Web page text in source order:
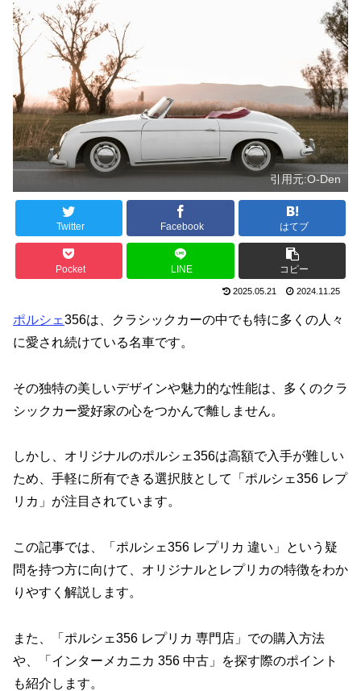
引用元:O-Den
Twitter Facebook はてブ
Pocket LINE コピー
2025.05.21 2024.11.25
ポルシェ356は、クラシックカーの中でも特に多くの人々
に愛され続けている名車です。
その独特の美しいデザインや魅力的な性能は、多くのクラ
シックカー愛好家の心をつかんで離しません。
しかし、オリジナルのポルシェ356は高額で入手が難しい
ため、手軽に所有できる選択肢として「ポルシェ356 レプ
リカ」が注目されています。
この記事では、「ポルシェ356 レプリカ 違い」という疑
問を持つ方に向けて、オリジナルとレプリカの特徴をわか
りやすく解説します。
また、「ポルシェ356 レプリカ 専門店」での購入方法
や、「インターメカニカ 356 中古」を探す際のポイント
も紹介します。